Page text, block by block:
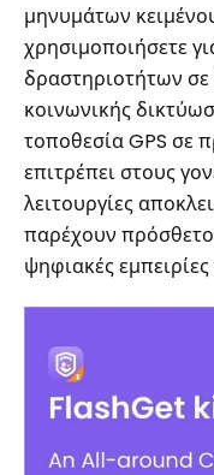
μηνυμάτων
χρησιμοποιήσετε
δραστηριοτήτων
κοινωνικής
τοποθεσία GPS σε
επιτρέπει στους
λειτουργίες
παρέχουν πρόσθετο
ψηφιακές